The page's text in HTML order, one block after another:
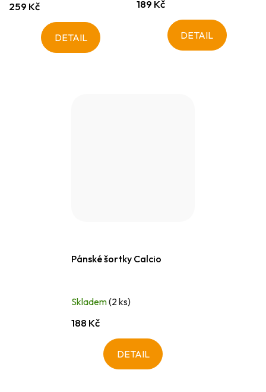
259 Kč
DETAIL
189 Kč
DETAIL
Pánské šortky Calcio
Skladem(2 ks)
188 Kč
DETAIL